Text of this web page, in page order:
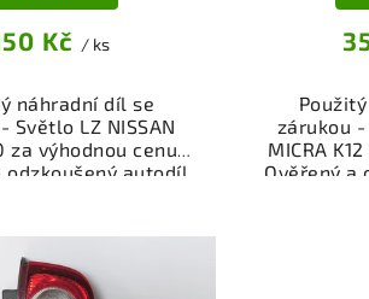
Kč / ks
náhradní díl se
Světlo LZ NISSAN
za výhodnou cenu.
odzkoušený autodíl
doručení přes
vrácení peněz
nespokojenosti.
zárukou -
MICRA
Ověřený a